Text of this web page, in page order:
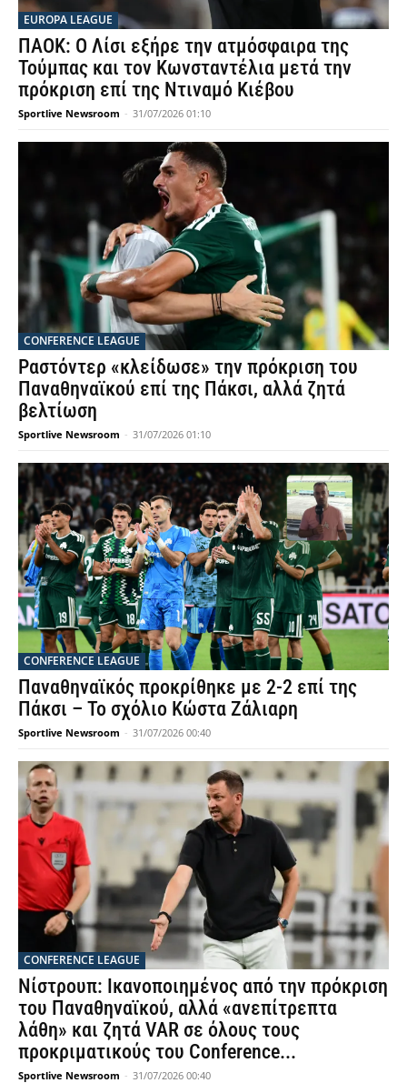
EUROPA LEAGUE
ΠΑΟΚ: Ο Λίσι εξήρε την ατμόσφαιρα της
Τούμπας και τον Κωνσταντέλια μετά την
πρόκριση επί της Ντιναμό Κιέβου
Sportlive Newsroom - 31/07/2026 01:10
CONFERENCE LEAGUE
Ραστόντερ «κλείδωσε» την πρόκριση του
Παναθηναϊκού επί της Πάκσι, αλλά ζητά
βελτίωση
Sportlive Newsroom - 31/07/2026 01:10
CONFERENCE LEAGUE
Παναθηναϊκός προκρίθηκε με 2-2 επί της
Πάκσι – Το σχόλιο Κώστα Ζάλιαρη
Sportlive Newsroom - 31/07/2026 00:40
CONFERENCE LEAGUE
Νίστρουπ: Ικανοποιημένος από την πρόκριση
του Παναθηναϊκού, αλλά «ανεπίτρεπτα
λάθη» και ζητά VAR σε όλους τους
προκριματικούς του Conference...
Sportlive Newsroom - 31/07/2026 00:40